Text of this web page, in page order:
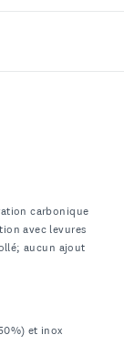
carbonique
avec levures
aucun ajout
et inox